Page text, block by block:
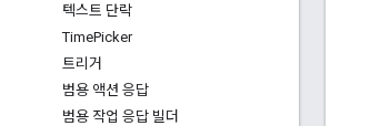
텍스트 단락
TimePicker
트리거
범용 액션 응답
범용 작업 응답 빌더